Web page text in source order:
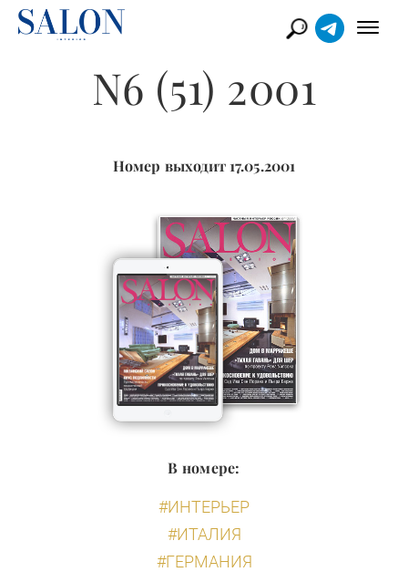
N6 (51) 2001
Номер выходит 17.05.2001
В номере:
#ИНТЕРЬЕР
#ИТАЛИЯ
#ГЕРМАНИЯ